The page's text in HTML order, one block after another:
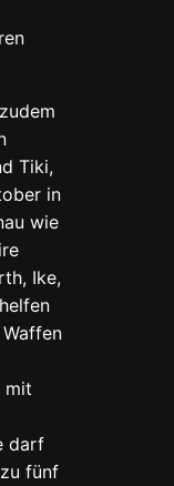
Tiki,
in
wie
Ike,
mit
darf
fünf